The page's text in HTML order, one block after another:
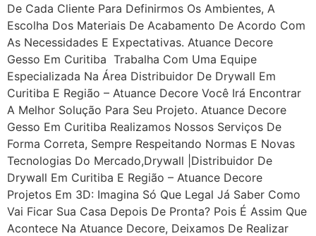
De Cada Cliente Para Definirmos Os Ambientes, A
Escolha Dos Materiais De Acabamento De Acordo Com
As Necessidades E Expectativas. Atuance Decore
Gesso Em Curitiba Trabalha Com Uma Equipe
Especializada Na Área Distribuidor De Drywall Em
Curitiba E Região – Atuance Decore Você Irá Encontrar
A Melhor Solução Para Seu Projeto. Atuance Decore
Gesso Em Curitiba Realizamos Nossos Serviços De
Forma Correta, Sempre Respeitando Normas E Novas
Tecnologias Do Mercado,drywall |Distribuidor De
Drywall Em Curitiba E Região – Atuance Decore
Projetos Em 3D: Imagina Só Que Legal Já Saber Como
Vai Ficar Sua Casa Depois De Pronta? Pois É Assim Que
Acontece Na Atuance Decore, Deixamos De Realizar